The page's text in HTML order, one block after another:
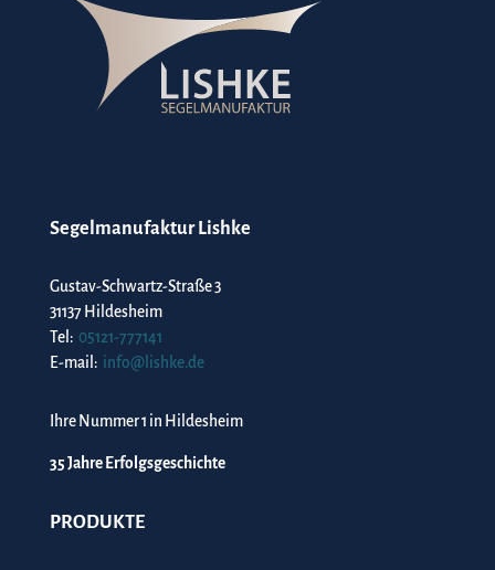
Segelmanufaktur Lishke
Gustav-Schwartz-Straße 3
31137 Hildesheim
Tel: 05121-777141
E-mail: info@lishke.de
Ihre Nummer 1 in Hildesheim
35 Jahre Erfolgsgeschichte
PRODUKTE